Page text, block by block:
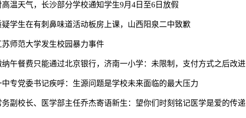
温天气，长沙部分学校通知学生9月4日至6日放假
学生在有刺鼻味道活动板房上课，山西阳泉二中致歉
师范大学发生校园暴力事件
午餐费只能通过北京银行，济南一小学：未限制，支付方式之后改进
专党委书记疾呼：生源问题是学校未来面临的最大压力
副校长、医学部主任乔杰寄语新生：望你们时刻铭记医学是爱的传递